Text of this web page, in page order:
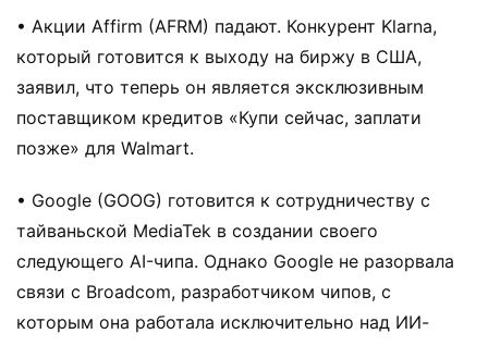
• Акции Affirm (AFRM) падают. Конкурент Klarna,
который готовится к выходу на биржу в США,
заявил, что теперь он является эксклюзивным
поставщиком кредитов «Купи сейчас, заплати
позже» для Walmart.
• Google (GOOG) готовится к сотрудничеству с
тайваньской MediaTek в создании своего
следующего AI-чипа. Однако Google не разорвала
связи с Broadcom, разработчиком чипов, с
которым она работала исключительно над ИИ-